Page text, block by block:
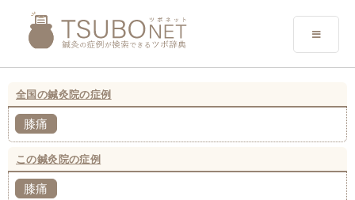
全国の鍼灸院の症例
膝痛
この鍼灸院の症例
膝痛